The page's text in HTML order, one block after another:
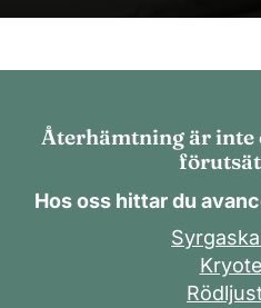
Återhämtning är inte
Hos oss hittar du